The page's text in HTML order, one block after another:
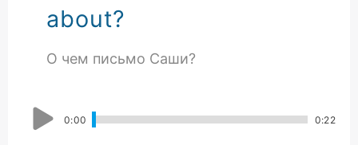
about?
О чем письмо Саши?
0:00 0:22